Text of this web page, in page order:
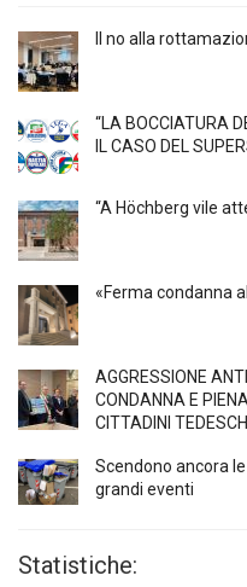
Il no alla
“LA BOCCIATURA
IL CASO DEL
“A Höchberg vile
«Ferma condanna
AGGRESSIONE
CONDANNA E
CITTADINI TEDESCHI
Scendono ancora
grandi eventi
Statistiche: